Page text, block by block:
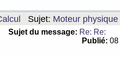
Sujet: Moteur
Sujet du message: Re: Re:
Publié: